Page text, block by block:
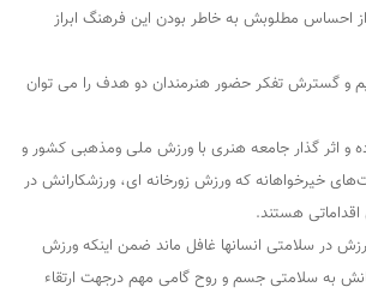
از احساس مطلوبش به خاطر بودن این فرهنگ ابراز
و گسترش تفکر حضور هنرمندان دو هدف را می توان
و اثر گذار جامعه هنری با ورزش ملی ومذهبی کشور و
خیرخواهانه که ورزش زورخانه ای، ورزشکارانش در
هستند.
ورزش در سلامتی انسانها غافل ماند ضمن اینکه ورزش
به سلامتی جسم و روح گامی مهم درجهت ارتقاء